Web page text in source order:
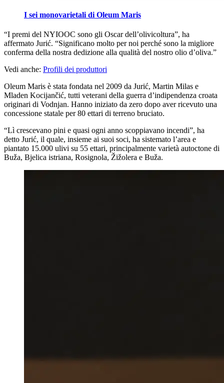
I sei monovarietali di Oleum Maris
“I premi del NYIOOC sono gli Oscar dell’olivicoltura”, ha
affermato Jurić. “Significano molto per noi perché sono la migliore
conferma della nostra dedizione alla qualità del nostro olio d’oliva.”
Vedi anche: Profili dei produttori
Oleum Maris è stata fondata nel 2009 da Jurić, Martin Milas e
Mladen Kocijančić, tutti veterani della guerra d’indipendenza croata
originari di Vodnjan. Hanno iniziato da zero dopo aver ricevuto una
concessione statale per 80 ettari di terreno bruciato.
“Lì crescevano pini e quasi ogni anno scoppiavano incendi”, ha
detto Jurić, il quale, insieme ai suoi soci, ha sistemato l’area e
piantato 15.000 ulivi su 55 ettari, principalmente varietà autoctone di
Buža, Bjelica istriana, Rosignola, Žižolera e Buža.